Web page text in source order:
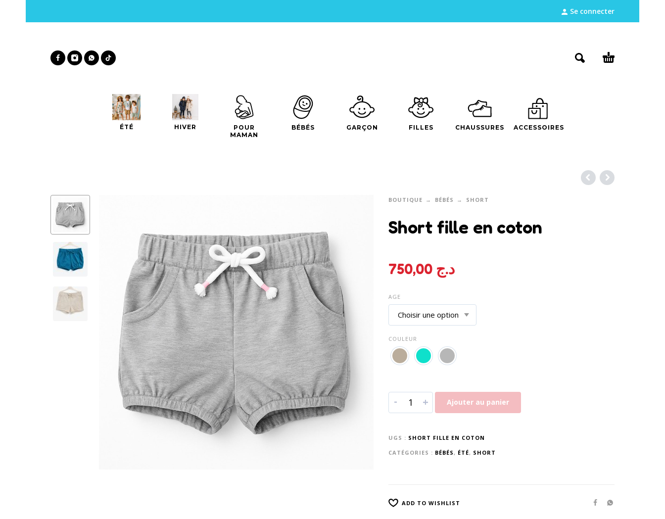
Se connecter
ÉTÉ HIVER
POUR
MAMAN
BÉBÉS GARÇON FILLES CHAUSSURES ACCESSOIRES
BOUTIQUE BÉBÉS SHORT
Short fille en coton
د.ج 750,00
AGE
COULEUR
- + Ajouter au panier
UGS : SHORT FILLE EN COTON
CATÉGORIES : BÉBÉS , ÉTÉ, SHORT
ADD TO WISHLIST